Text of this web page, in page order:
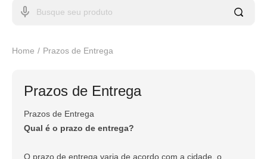
Home Prazos de Entrega
Prazos de Entrega
Prazos de Entrega
Qual é o prazo de entrega?
O prazo de entrega varia de acordo com a cidade, o